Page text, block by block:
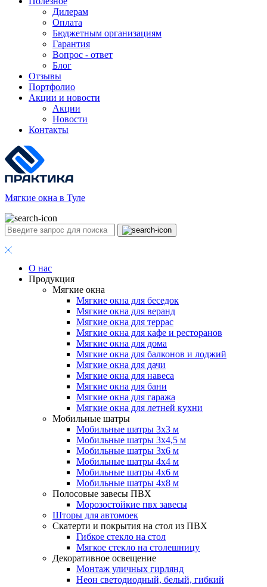
Дилерам
Оплата
Бюджетным организациям
Гарантия
Вопрос - ответ
Блог
Отзывы
Портфолио
Акции и новости
Акции
Новости
Контакты
Мягкие окна в Туле
О нас
Продукция
Мягкие окна
Мягкие окна для беседок
Мягкие окна для веранд
Мягкие окна для террас
Мягкие окна для кафе и ресторанов
Мягкие окна для дома
Мягкие окна для балконов и лоджий
Мягкие окна для дачи
Мягкие окна для навеса
Мягкие окна для бани
Мягкие окна для гаража
Мягкие окна для летней кухни
Мобильные шатры
Мобильные шатры 3х3 м
Мобильные шатры 3х4,5 м
Мобильные шатры 3х6 м
Мобильные шатры 4х4 м
Мобильные шатры 4х6 м
Мобильные шатры 4х8 м
Полосовые завесы ПВХ
Морозостойкие пвх завесы
Шторы для автомоек
Скатерти и покрытия на стол из ПВХ
Гибкое стекло на стол
Мягкое стекло на столешницу
Декоративное освещение
Монтаж уличных гирлянд
Неон светодиодный, белый, гибкий